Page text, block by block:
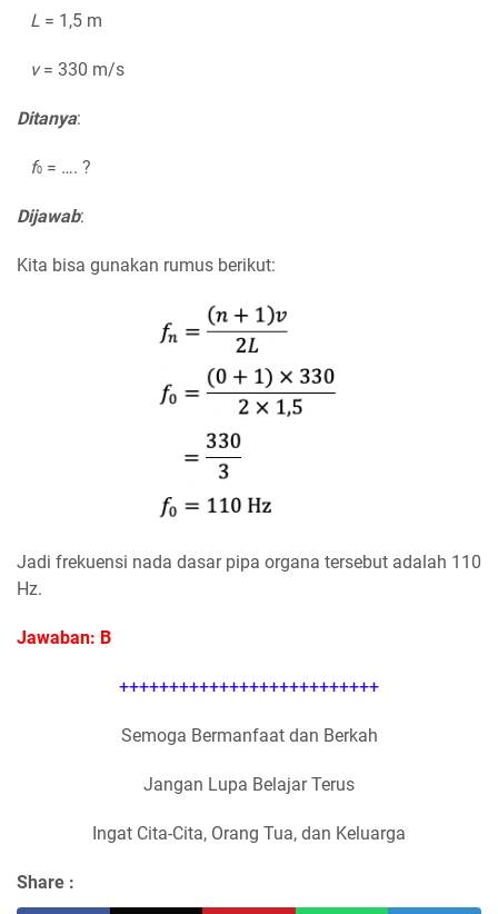
L = 1,5 m
v= 330 m/s
Ditanya:
f0 = …. ?
Dijawab:
Kita bisa gunakan rumus berikut:
Jadi frekuensi nada dasar pipa organa tersebut adalah 110
Hz.
Jawaban: B
++++++++++++++++++++++++++
Semoga Bermanfaat dan Berkah
Jangan Lupa Belajar Terus
Ingat Cita-Cita, Orang Tua, dan Keluarga
Share :